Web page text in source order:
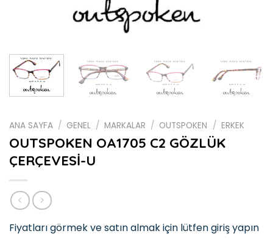
ANA SAYFA / GENEL / MARKALAR / OUTSPOKEN / ERKEK
OUTSPOKEN OA1705 C2 GÖZLÜK
ÇERÇEVESİ-U
Fiyatları görmek ve satın almak için lütfen giriş yapın